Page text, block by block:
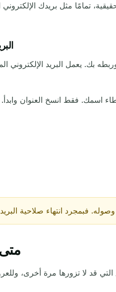
تمامًا مثل بريدك الإلكتروني
بك. يعمل البريد الإلكتروني
اسمك. فقط انسخ العنوان وابدأ.